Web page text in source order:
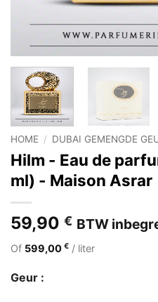
HOME / DUBAI GEMENGDE
Hilm - Eau de
ml) - Maison Asrar
59,90 € BTW
Of 599,00 € / liter
Geur :